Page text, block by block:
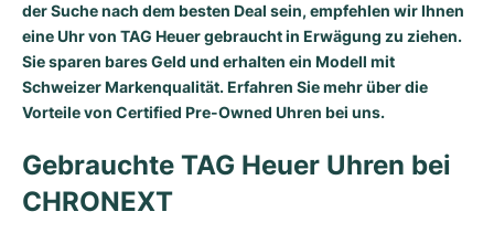
der Suche nach dem besten Deal sein, empfehlen wir Ihnen
eine Uhr von TAG Heuer gebraucht in Erwägung zu ziehen.
Sie sparen bares Geld und erhalten ein Modell mit
Schweizer Markenqualität. Erfahren Sie mehr über die
Vorteile von Certified Pre-Owned Uhren bei uns.
Gebrauchte TAG Heuer Uhren bei
CHRONEXT